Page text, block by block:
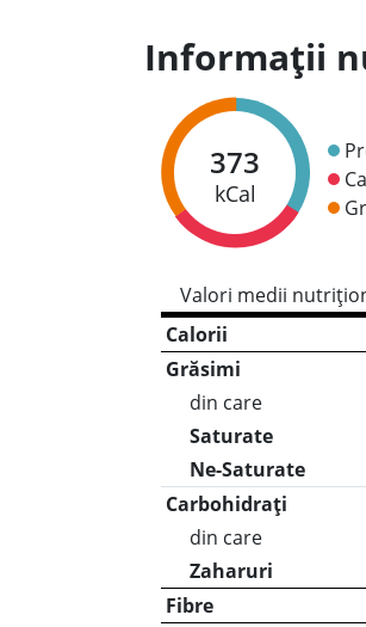
Informații
373
kCal
Valori medii
Calorii
Grăsimi
din care
Saturate
Ne-Saturate
Carbohidrați
din care
Zaharuri
Fibre